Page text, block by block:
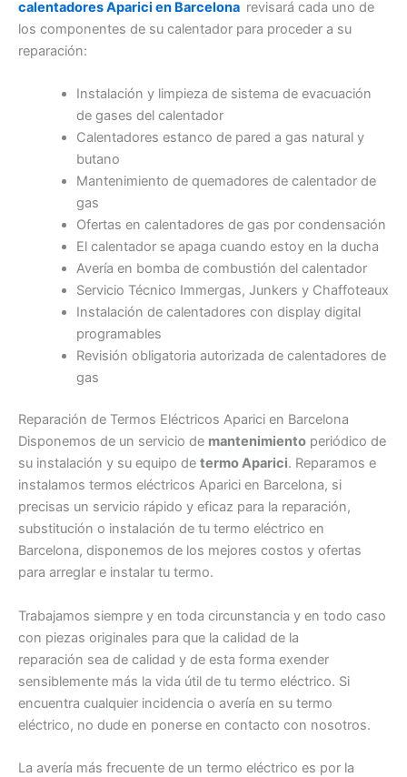
calentadores Aparici en Barcelona revisará cada uno de
los componentes de su calentador para proceder a su
reparación:
Instalación y limpieza de sistema de evacuación
de gases del calentador
Calentadores estanco de pared a gas natural y
butano
Mantenimiento de quemadores de calentador de
gas
Ofertas en calentadores de gas por condensación
El calentador se apaga cuando estoy en la ducha
Avería en bomba de combustión del calentador
Servicio Técnico Immergas, Junkers y Chaffoteaux
Instalación de calentadores con display digital
programables
Revisión obligatoria autorizada de calentadores de
gas
Reparación de Termos Eléctricos Aparici en Barcelona
Disponemos de un servicio de mantenimiento periódico de
su instalación y su equipo de termo Aparici. Reparamos e
instalamos termos eléctricos Aparici en Barcelona, si
precisas un servicio rápido y eficaz para la reparación,
substitución o instalación de tu termo eléctrico en
Barcelona, disponemos de los mejores costos y ofertas
para arreglar e instalar tu termo.
Trabajamos siempre y en toda circunstancia y en todo caso
con piezas originales para que la calidad de la
reparación sea de calidad y de esta forma exender
sensiblemente más la vida útil de tu termo eléctrico. Si
encuentra cualquier incidencia o avería en su termo
eléctrico, no dude en ponerse en contacto con nosotros.
La avería más frecuente de un termo eléctrico es por la